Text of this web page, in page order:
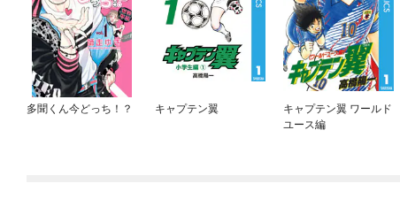
多聞くん今どっち！？ キャプテン翼
キャプテン翼 ワールド
ユース編